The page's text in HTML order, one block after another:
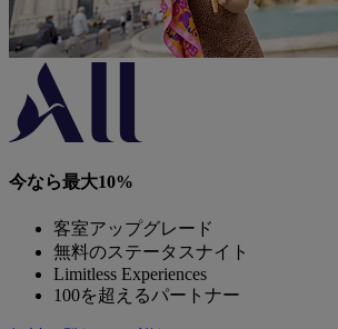
今なら最大10%
客室アップグレード
無料のステータスナイト
Limitless Experiences
100を超えるパートナー